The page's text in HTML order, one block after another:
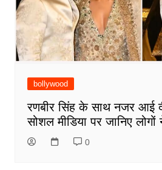
bollywood
रणबीर सिंह के साथ नजर आई
सोशल मीडिया पर जानिए
0